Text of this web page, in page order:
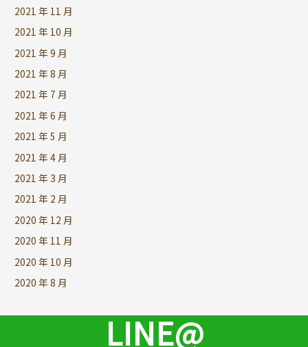
2021 年 11 月
2021 年 10 月
2021 年 9 月
2021 年 8 月
2021 年 7 月
2021 年 6 月
2021 年 5 月
2021 年 4 月
2021 年 3 月
2021 年 2 月
2020 年 12 月
2020 年 11 月
2020 年 10 月
2020 年 8 月
LINE@